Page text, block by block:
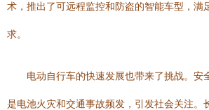
术，推出了可远程监控和防盗的智能车型，满
求。
电动自行车的快速发展也带来了挑战。安
是电池火灾和交通事故频发，引发社会关注。